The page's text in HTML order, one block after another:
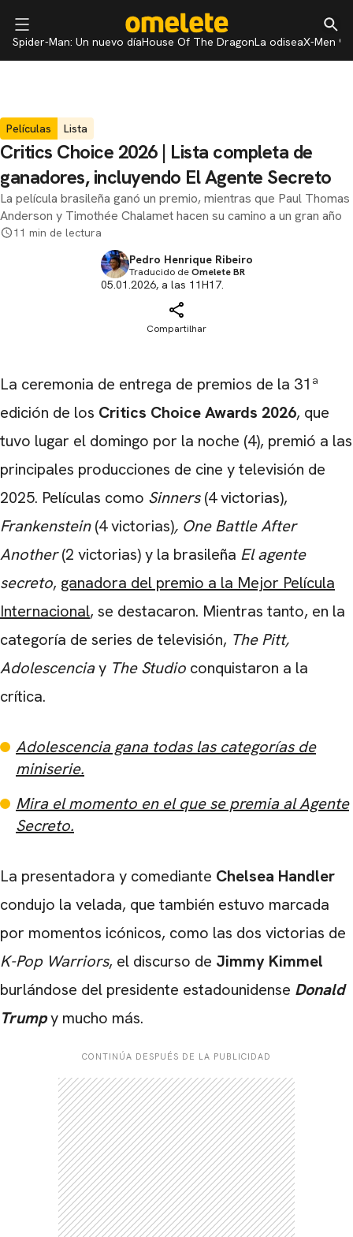
Spider-Man: Un nuevo díaHouse Of The DragonLa odiseaX-Men 97
Películas Lista
Critics Choice 2026 | Lista completa de
ganadores, incluyendo El Agente Secreto
La película brasileña ganó un premio, mientras que Paul Thomas
Anderson y Timothée Chalamet hacen su camino a un gran año
11 min de lectura
Pedro Henrique Ribeiro
Traducido deOmelete BR
05.01.2026, a las 11H17.
Compartilhar
La ceremonia de entrega de premios de la 31ª
edición de los Critics Choice Awards 2026, que
tuvo lugar el domingo por la noche (4), premió a las
principales producciones de cine y televisión de
2025. Películas como Sinners(4 victorias),
Frankenstein(4 victorias), One Battle After
Another(2 victorias) y la brasileña El agente
secreto, ganadora del premio a la Mejor Película
Internacional, se destacaron. Mientras tanto, en la
categoría de series de televisión, The Pitt,
Adolescenciay The Studio conquistaron a la
crítica.
Adolescencia gana todas las categorías de
miniserie.
Mira el momento en el que se premia al Agente
Secreto.
La presentadora y comediante Chelsea Handler
condujo la velada, que también estuvo marcada
por momentos icónicos, como las dos victorias de
K-Pop Warriors, el discurso de Jimmy Kimmel
burlándose del presidente estadounidense Donald
Trumpy mucho más.
CONTINÚA DESPUÉS DE LA PUBLICIDAD